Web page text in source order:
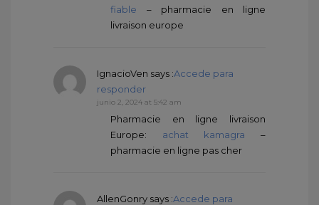
fiable – pharmacie en ligne
livraison europe
IgnacioVen says :Accede para
responder
junio 2, 2024 at 5:42 am
Pharmacie en ligne livraison
Europe: achat kamagra –
pharmacie en ligne pas cher
AllenGonry says :Accede para